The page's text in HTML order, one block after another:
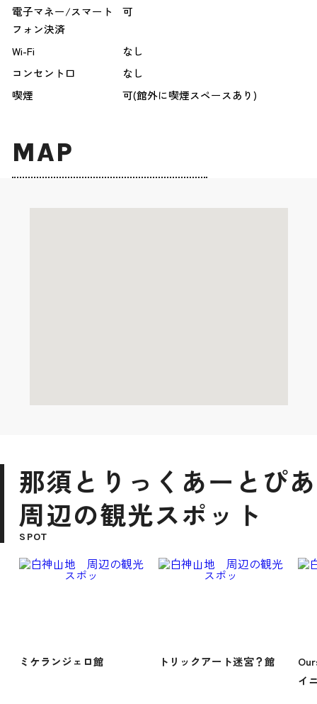
電子マネー/スマート
フォン決済
可
Wi-Fi
なし
コンセント口
なし
喫煙
可(館外に喫煙スペースあり)
MAP
那須とりっくあーとぴあ
周辺の観光スポット
SPOT
ミケランジェロ館 トリックアート迷宮？館
イ